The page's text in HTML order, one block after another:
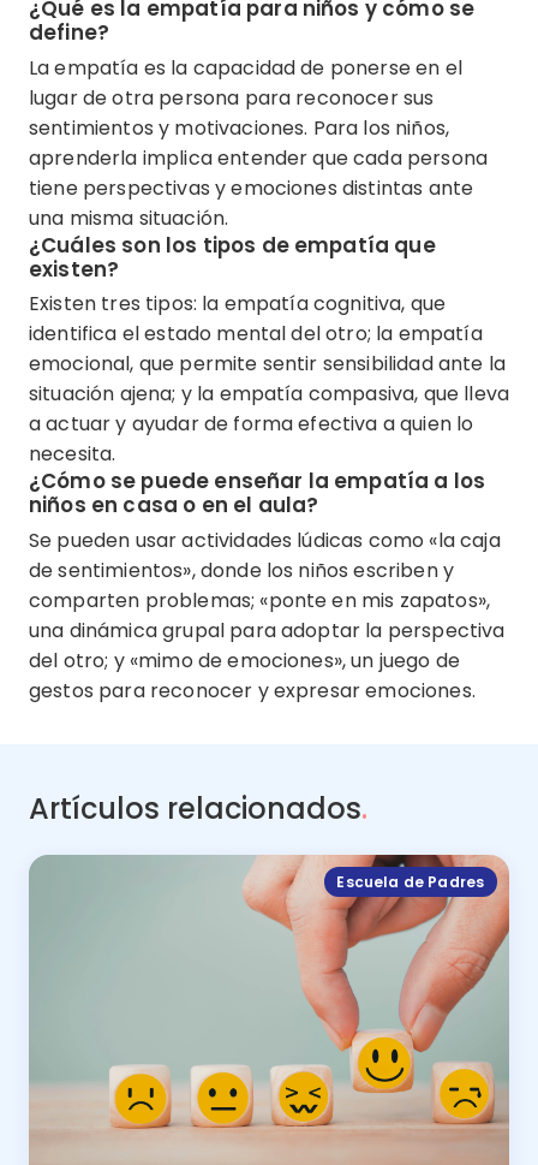
¿Qué es la empatía para niños y cómo se
define?
La empatía es la capacidad de ponerse en el
lugar de otra persona para reconocer sus
sentimientos y motivaciones. Para los niños,
aprenderla implica entender que cada persona
tiene perspectivas y emociones distintas ante
una misma situación.
¿Cuáles son los tipos de empatía que
existen?
Existen tres tipos: la empatía cognitiva, que
identifica el estado mental del otro; la empatía
emocional, que permite sentir sensibilidad ante la
situación ajena; y la empatía compasiva, que lleva
a actuar y ayudar de forma efectiva a quien lo
necesita.
¿Cómo se puede enseñar la empatía a los
niños en casa o en el aula?
Se pueden usar actividades lúdicas como «la caja
de sentimientos», donde los niños escriben y
comparten problemas; «ponte en mis zapatos»,
una dinámica grupal para adoptar la perspectiva
del otro; y «mimo de emociones», un juego de
gestos para reconocer y expresar emociones.
Artículos relacionados.
Escuela de Padres